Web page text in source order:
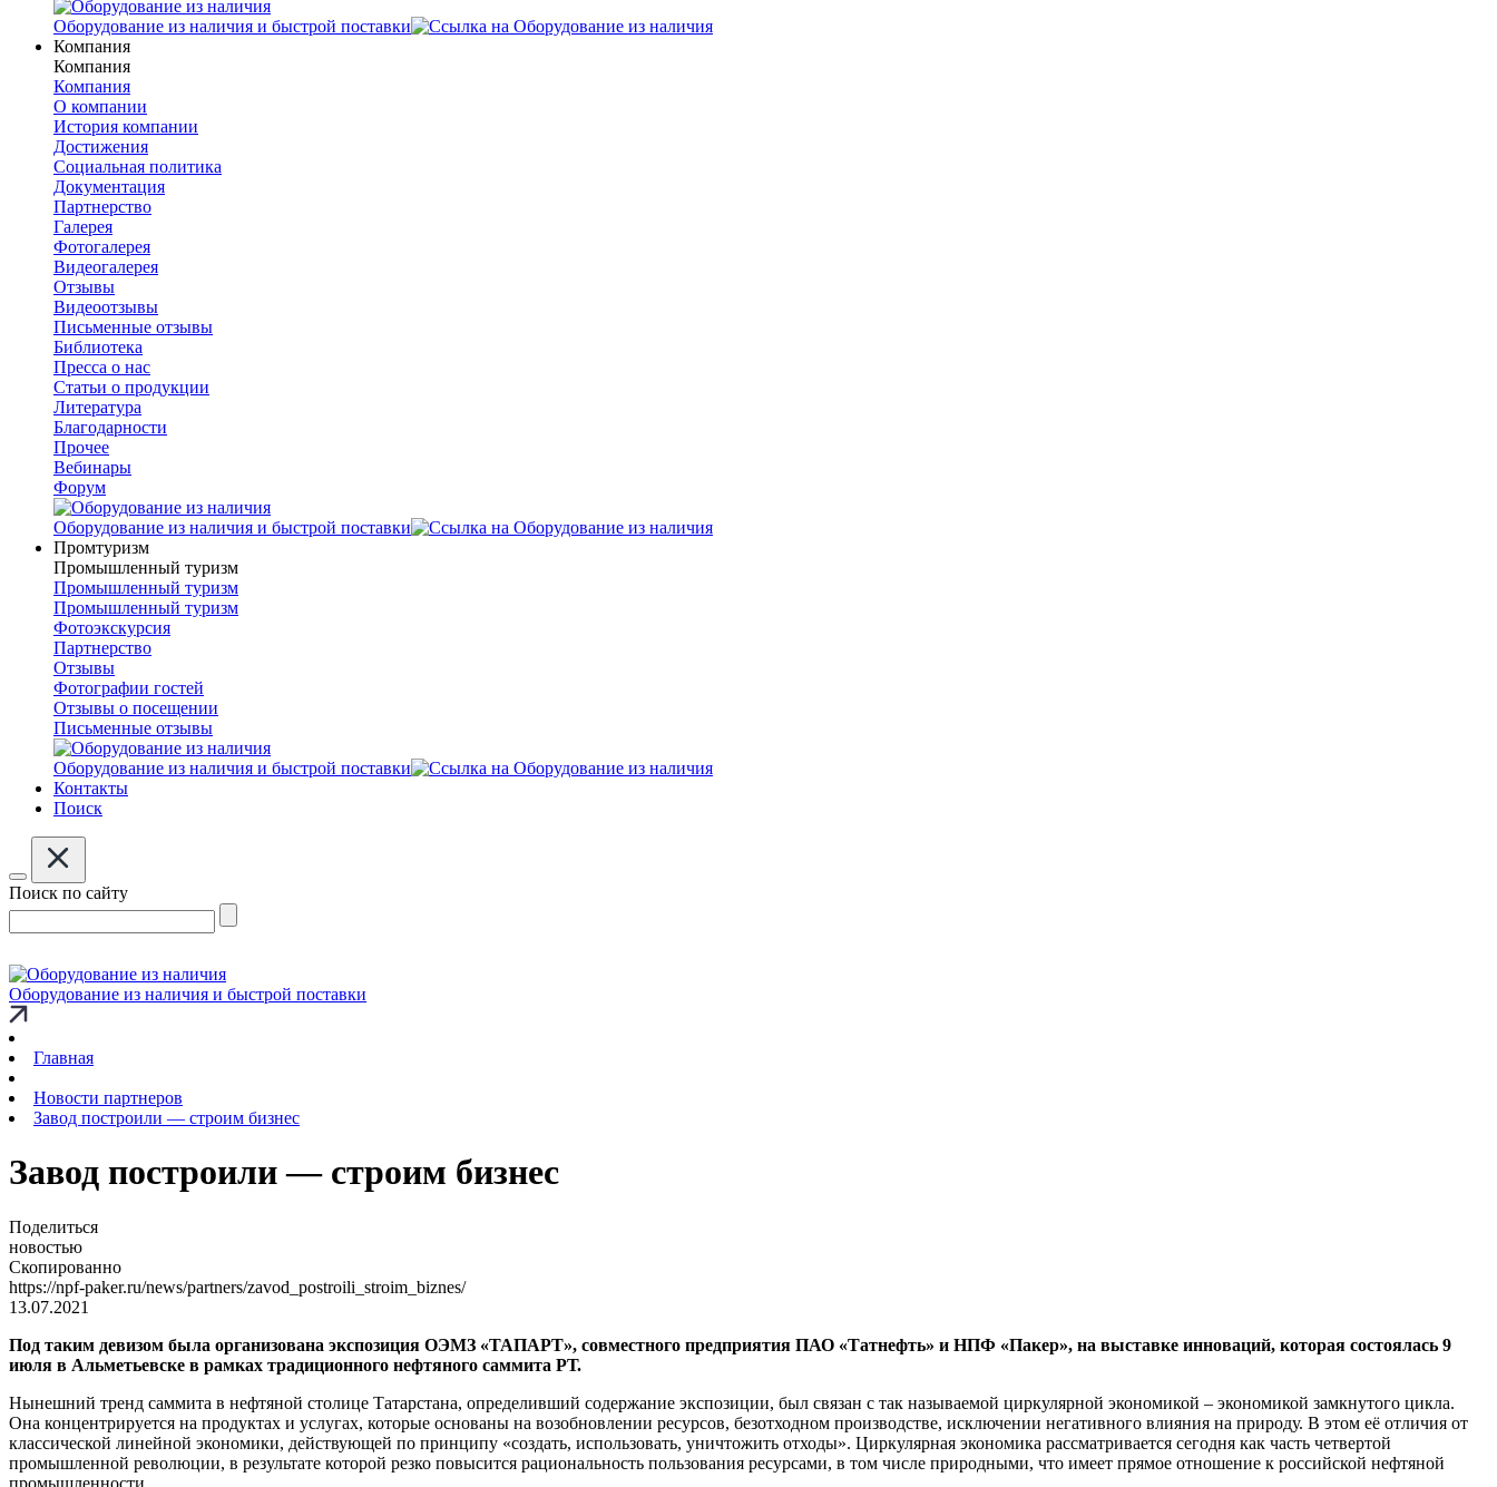
Оборудование из наличия и быстрой поставки
Компания
Компания
Компания
О компании
История компании
Достижения
Социальная политика
Документация
Партнерство
Галерея
Фотогалерея
Видеогалерея
Отзывы
Видеоотзывы
Письменные отзывы
Библиотека
Пресса о нас
Статьи о продукции
Литература
Благодарности
Прочее
Вебинары
Форум
Оборудование из наличия и быстрой поставки
Промтуризм
Промышленный туризм
Промышленный туризм
Промышленный туризм
Фотоэкскурсия
Партнерство
Отзывы
Фотографии гостей
Отзывы о посещении
Письменные отзывы
Оборудование из наличия и быстрой поставки
Контакты
Поиск
Поиск по сайту
Оборудование из наличия и быстрой поставки
Главная
Новости партнеров
Завод построили — строим бизнес
Завод построили — строим бизнес
Поделиться
новостью
Скопированно
https://npf-paker.ru/news/partners/zavod_postroili_stroim_biznes/
13.07.2021
Под таким девизом была организована экспозиция ОЭМЗ «ТАПАРТ», совместного предприятия ПАО «Татнефть» и НПФ «Пакер», на выставке инноваций, которая состоялась 9
июля в Альметьевске в рамках традиционного нефтяного саммита РТ.
Нынешний тренд саммита в нефтяной столице Татарстана, определивший содержание экспозиции, был связан с так называемой циркулярной экономикой – экономикой замкнутого цикла.
Она концентрируется на продуктах и услугах, которые основаны на возобновлении ресурсов, безотходном производстве, исключении негативного влияния на природу. В этом её отличия от
классической линейной экономики, действующей по принципу «создать, использовать, уничтожить отходы». Циркулярная экономика рассматривается сегодня как часть четвертой
промышленной революции, в результате которой резко повысится рациональность пользования ресурсами, в том числе природными, что имеет прямое отношение к российской нефтяной
промышленности.